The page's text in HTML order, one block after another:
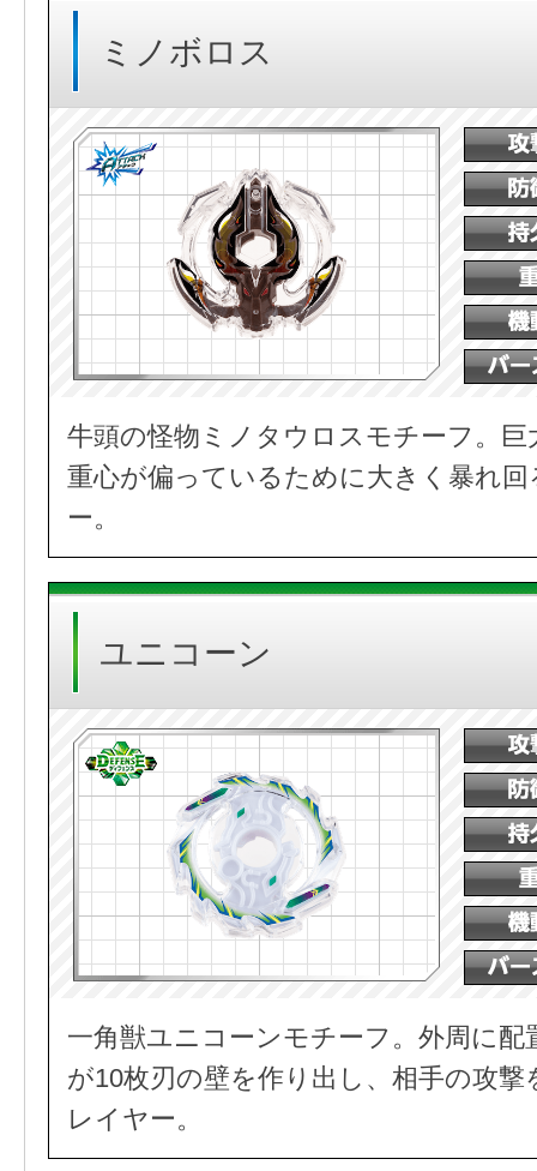
ミノボロス
牛頭の怪物ミノタウロスモチーフ。
重心が偏っているために大きく暴れ
ー。
ユニコーン
一角獣ユニコーンモチーフ。外周に
が10枚刃の壁を作り出し、相手の攻
レイヤー。